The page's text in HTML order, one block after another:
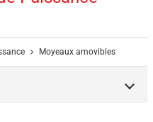
Moyeaux amovibles